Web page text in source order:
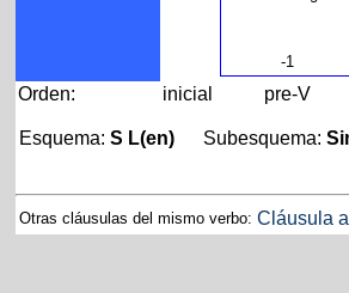
-1
Orden: inicial pre-V
Esquema: S L(en) Subesquema:
Otras cláusulas del mismo verbo: Cláusula